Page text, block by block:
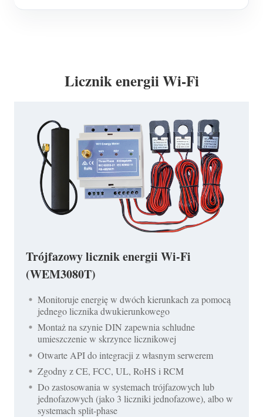
Licznik energii Wi-Fi
Trójfazowy licznik energii Wi-Fi
(WEM3080T)
Monitoruje energię w dwóch kierunkach za pomocą
jednego licznika dwukierunkowego
Montaż na szynie DIN zapewnia schludne
umieszczenie w skrzynce licznikowej
Otwarte API do integracji z własnym serwerem
Zgodny z CE, FCC, UL, RoHS i RCM
Do zastosowania w systemach trójfazowych lub
jednofazowych (jako 3 liczniki jednofazowe), albo w
systemach split-phase